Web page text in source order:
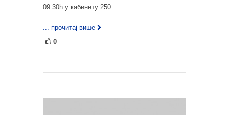
09.30h у кабинету 250.
... прочитај више
0